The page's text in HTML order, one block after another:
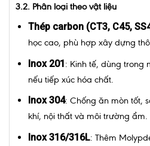
3.2. Phân loại theo vật liệu
Thép carbon (CT3, C45,
học cao, phù hợp xây dựng
Inox 201: Kinh tế, dùng trong
nếu tiếp xúc hóa chất.
Inox 304: Chống ăn mòn tốt,
khí, nội thất và môi trường ẩm.
Inox 316/316L: Thêm